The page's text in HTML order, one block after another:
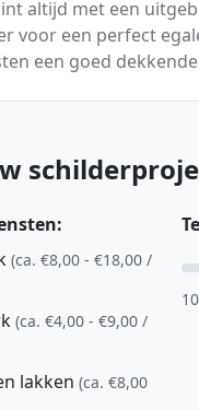
altijd met een
voor een perfect
een goed
(ca. €8,00 - €18,00 /
(ca. €4,00 - €9,00 /
lakken (ca. €8,00